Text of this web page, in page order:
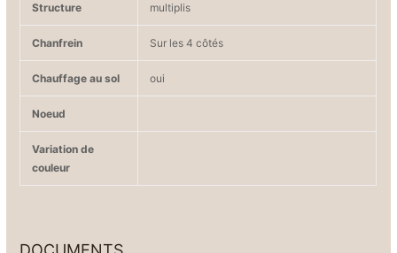
Structure multiplis
Chanfrein Sur les 4 côtés
Chauffage au sol oui
Noeud
Variation de
couleur